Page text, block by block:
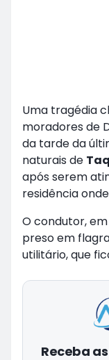
Uma tragédia
moradores de
da tarde da
naturais de
após serem
residência
O condutor,
preso em
utilitário, que
Receba